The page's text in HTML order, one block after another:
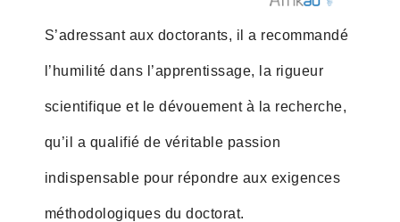
S’adressant aux doctorants, il a recommandé
l’humilité dans l’apprentissage, la rigueur
scientifique et le dévouement à la recherche,
qu’il a qualifié de véritable passion
indispensable pour répondre aux exigences
méthodologiques du doctorat.